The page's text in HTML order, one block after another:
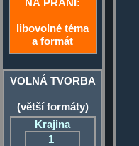
libovolné téma
a formát
VOLNÁ TVORBA
(větší formáty)
Krajina
1